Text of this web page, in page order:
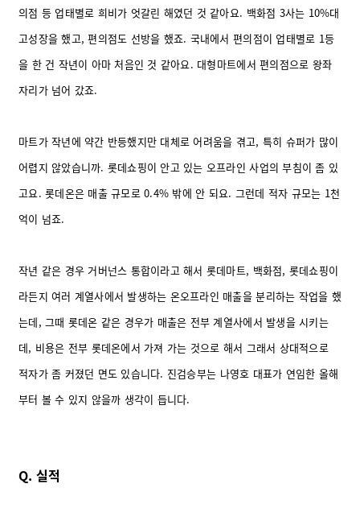
의점 등 업태별로 희비가 엇갈린 해였던 것 같아요. 백화점 3사는 10%대
고성장을 했고, 편의점도 선방을 했죠. 국내에서 편의점이 업태별로 1등
을 한 건 작년이 아마 처음인 것 같아요. 대형마트에서 편의점으로 왕좌
자리가 넘어 갔죠.
마트가 작년에 약간 반등했지만 대체로 어려움을 겪고, 특히 슈퍼가 많이
어렵지 않았습니까. 롯데쇼핑이 안고 있는 오프라인 사업의 부침이 좀 있
고요. 롯데온은 매출 규모로 0.4% 밖에 안 되요. 그런데 적자 규모는 1천
억이 넘죠.
작년 같은 경우 거버넌스 통합이라고 해서 롯데마트, 백화점, 롯데쇼핑이
라든지 여러 계열사에서 발생하는 온오프라인 매출을 분리하는 작업을 했
는데, 그때 롯데온 같은 경우가 매출은 전부 계열사에서 발생을 시키는
데, 비용은 전부 롯데온에서 가져 가는 것으로 해서 그래서 상대적으로
적자가 좀 커졌던 면도 있습니다. 진검승부는 나영호 대표가 연임한 올해
부터 볼 수 있지 않을까 생각이 듭니다.
Q. 실적